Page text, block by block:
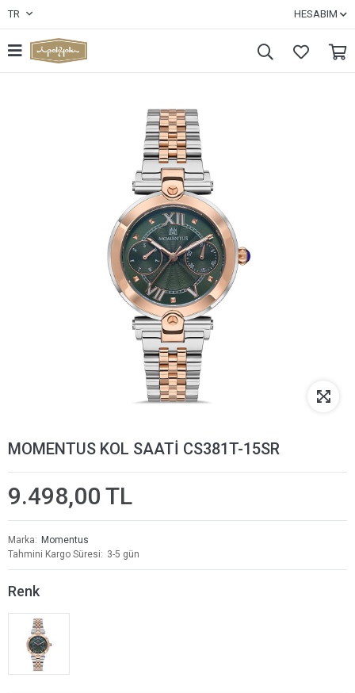
TR HESABIM
MOMENTUS KOL SAATİ CS381T-15SR
9.498,00 TL
Marka
Momentus
Tahmini Kargo Süresi
3-5 gün
Renk